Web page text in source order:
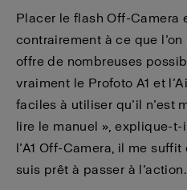
Placer le flash Off-Camera
contrairement à ce que
offre de nombreuses
vraiment le Profoto A1 et
faciles à utiliser qu’il n’est
lire le manuel », explique-
l’A1 Off-Camera, il me
suis prêt à passer à